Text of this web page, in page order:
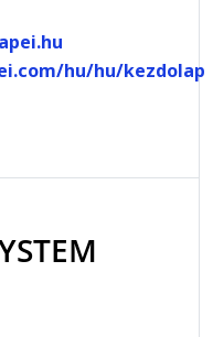
hu/hu/kezdolap